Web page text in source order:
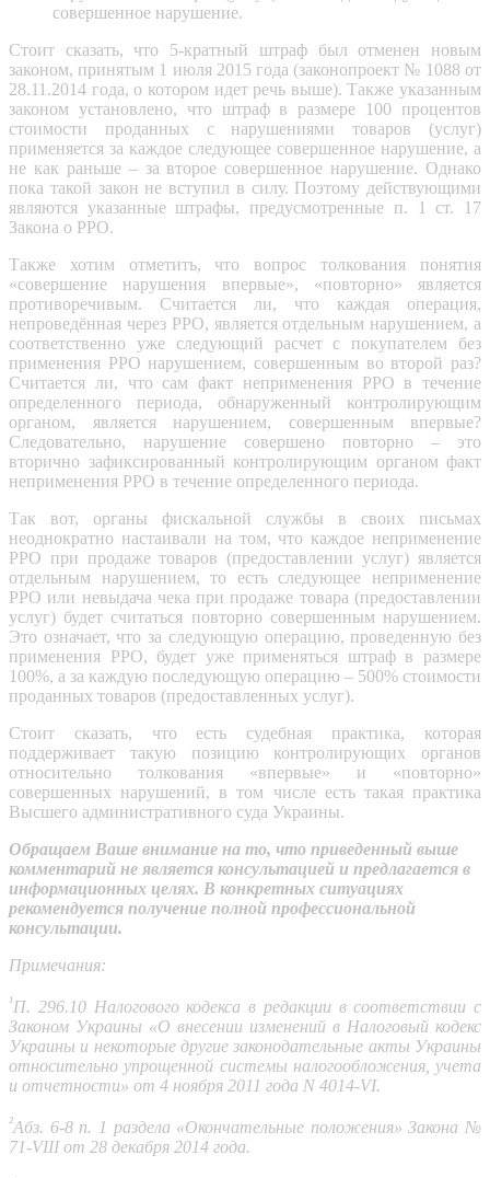
совершенное нарушение.
Стоит сказать, что 5-кратный штраф был отменен новым
законом, принятым 1 июля 2015 года (законопроект № 1088 от
28.11.2014 года, о котором идет речь выше). Также указанным
законом установлено, что штраф в размере 100 процентов
стоимости проданных с нарушениями товаров (услуг)
применяется за каждое следующее совершенное нарушение, а
не как раньше – за второе совершенное нарушение. Однако
пока такой закон не вступил в силу. Поэтому действующими
являются указанные штрафы, предусмотренные п. 1 ст. 17
Закона о РРО.
Также хотим отметить, что вопрос толкования понятия
«совершение нарушения впервые», «повторно» является
противоречивым. Считается ли, что каждая операция,
непроведённая через РРО, является отдельным нарушением, а
соответственно уже следующий расчет с покупателем без
применения РРО нарушением, совершенным во второй раз?
Считается ли, что сам факт неприменения РРО в течение
определенного периода, обнаруженный контролирующим
органом, является нарушением, совершенным впервые?
Следовательно, нарушение совершено повторно – это
вторично зафиксированный контролирующим органом факт
неприменения РРО в течение определенного периода.
Так вот, органы фискальной службы в своих письмах
неоднократно настаивали на том, что каждое неприменение
РРО при продаже товаров (предоставлении услуг) является
отдельным нарушением, то есть следующее неприменение
РРО или невыдача чека при продаже товара (предоставлении
услуг) будет считаться повторно совершенным нарушением.
Это означает, что за следующую операцию, проведенную без
применения РРО, будет уже применяться штраф в размере
100%, а за каждую последующую операцию – 500% стоимости
проданных товаров (предоставленных услуг).
Стоит сказать, что есть судебная практика, которая
поддерживает такую ​​позицию контролирующих органов
относительно толкования «впервые» и «повторно»
совершенных нарушений, в том числе есть такая практика
Высшего административного суда Украины.
Обращаем Ваше внимание на то, что приведенный выше
комментарий не является консультацией и предлагается в
информационных целях. В конкретных ситуациях
рекомендуется получение полной профессиональной
консультации.
Примечания:
¹П. 296.10 Налогового кодекса в редакции в соответствии с
Законом Украины «О внесении изменений в Налоговый кодекс
Украины и некоторые другие законодательные акты Украины
относительно упрощенной системы налогообложения, учета
и отчетности» от 4 ноября 2011 года N 4014-VI.
²Абз. 6-8 п. 1 раздела «Окончательные положения» Закона №
71-VIII от 28 декабря 2014 года.